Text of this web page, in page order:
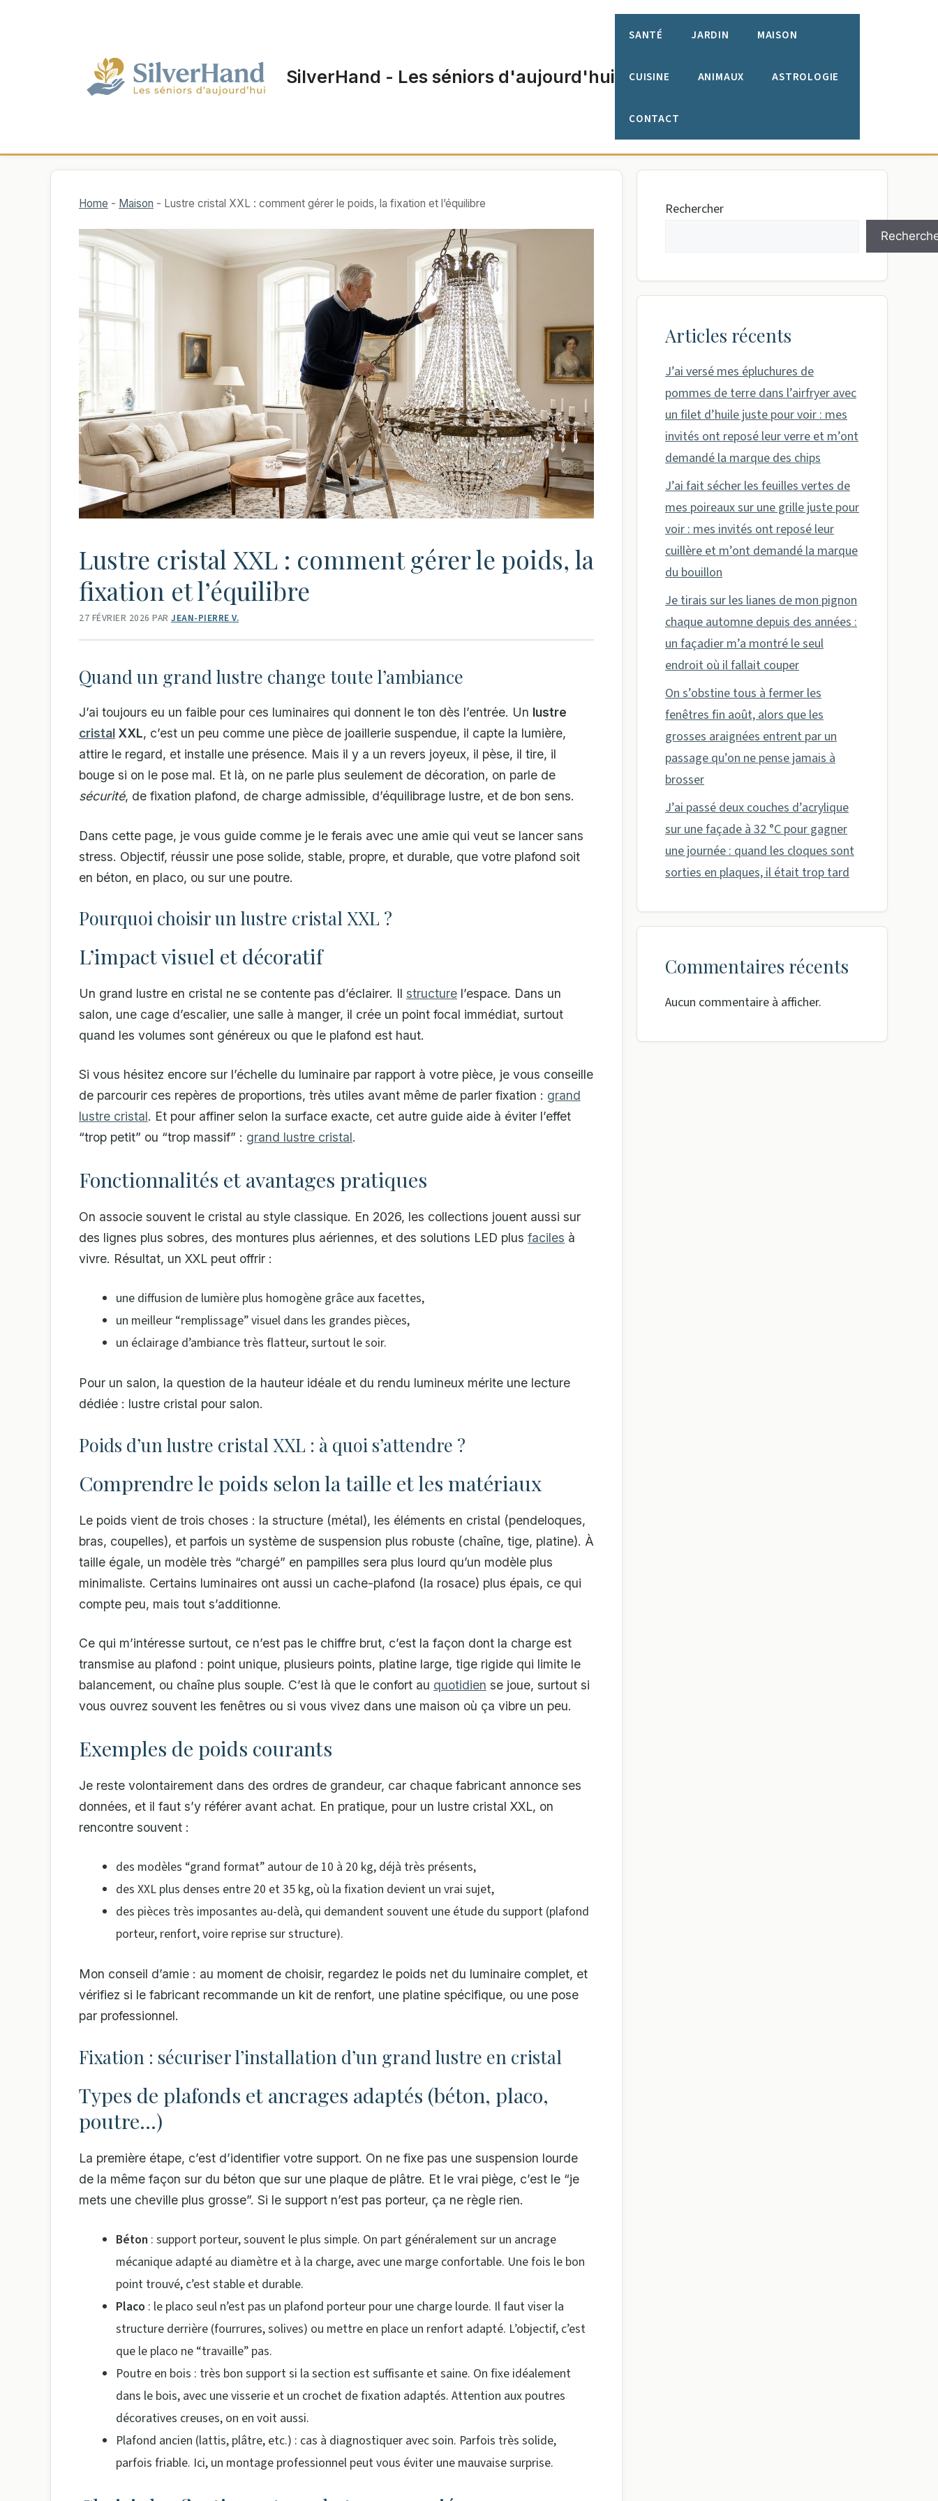
SilverHand - Les séniors d'aujourd'hui
SANTÉ JARDIN MAISON
CUISINE ANIMAUX ASTROLOGIE
CONTACT
Home - Maison - Lustre cristal XXL : comment gérer le poids, la fixation et l’équilibre
Lustre cristal XXL : comment gérer le poids, la
fixation et l’équilibre
27 FÉVRIER 2026 PAR JEAN-PIERRE V.
Quand un grand lustre change toute l’ambiance
J’ai toujours eu un faible pour ces luminaires qui donnent le ton dès l’entrée. Un lustre
cristal XXL, c’est un peu comme une pièce de joaillerie suspendue, il capte la lumière,
attire le regard, et installe une présence. Mais il y a un revers joyeux, il pèse, il tire, il
bouge si on le pose mal. Et là, on ne parle plus seulement de décoration, on parle de
sécurité, de fixation plafond, de charge admissible, d’équilibrage lustre, et de bon sens.
Dans cette page, je vous guide comme je le ferais avec une amie qui veut se lancer sans
stress. Objectif, réussir une pose solide, stable, propre, et durable, que votre plafond soit
en béton, en placo, ou sur une poutre.
Pourquoi choisir un lustre cristal XXL ?
L’impact visuel et décoratif
Un grand lustre en cristal ne se contente pas d’éclairer. Il structure l’espace. Dans un
salon, une cage d’escalier, une salle à manger, il crée un point focal immédiat, surtout
quand les volumes sont généreux ou que le plafond est haut.
Si vous hésitez encore sur l’échelle du luminaire par rapport à votre pièce, je vous conseille
de parcourir ces repères de proportions, très utiles avant même de parler fixation : grand
lustre cristal. Et pour affiner selon la surface exacte, cet autre guide aide à éviter l’effet
“trop petit” ou “trop massif” : grand lustre cristal.
Fonctionnalités et avantages pratiques
On associe souvent le cristal au style classique. En 2026, les collections jouent aussi sur
des lignes plus sobres, des montures plus aériennes, et des solutions LED plus faciles à
vivre. Résultat, un XXL peut offrir :
une diffusion de lumière plus homogène grâce aux facettes,
un meilleur “remplissage” visuel dans les grandes pièces,
un éclairage d’ambiance très flatteur, surtout le soir.
Pour un salon, la question de la hauteur idéale et du rendu lumineux mérite une lecture
dédiée : lustre cristal pour salon.
Poids d’un lustre cristal XXL : à quoi s’attendre ?
Comprendre le poids selon la taille et les matériaux
Le poids vient de trois choses : la structure (métal), les éléments en cristal (pendeloques,
bras, coupelles), et parfois un système de suspension plus robuste (chaîne, tige, platine). À
taille égale, un modèle très “chargé” en pampilles sera plus lourd qu’un modèle plus
minimaliste. Certains luminaires ont aussi un cache-plafond (la rosace) plus épais, ce qui
compte peu, mais tout s’additionne.
Ce qui m’intéresse surtout, ce n’est pas le chiffre brut, c’est la façon dont la charge est
transmise au plafond : point unique, plusieurs points, platine large, tige rigide qui limite le
balancement, ou chaîne plus souple. C’est là que le confort au quotidien se joue, surtout si
vous ouvrez souvent les fenêtres ou si vous vivez dans une maison où ça vibre un peu.
Exemples de poids courants
Je reste volontairement dans des ordres de grandeur, car chaque fabricant annonce ses
données, et il faut s’y référer avant achat. En pratique, pour un lustre cristal XXL, on
rencontre souvent :
des modèles “grand format” autour de 10 à 20 kg, déjà très présents,
des XXL plus denses entre 20 et 35 kg, où la fixation devient un vrai sujet,
des pièces très imposantes au-delà, qui demandent souvent une étude du support (plafond
porteur, renfort, voire reprise sur structure).
Mon conseil d’amie : au moment de choisir, regardez le poids net du luminaire complet, et
vérifiez si le fabricant recommande un kit de renfort, une platine spécifique, ou une pose
par professionnel.
Fixation : sécuriser l’installation d’un grand lustre en cristal
Types de plafonds et ancrages adaptés (béton, placo,
poutre…)
La première étape, c’est d’identifier votre support. On ne fixe pas une suspension lourde
de la même façon sur du béton que sur une plaque de plâtre. Et le vrai piège, c’est le “je
mets une cheville plus grosse”. Si le support n’est pas porteur, ça ne règle rien.
Béton : support porteur, souvent le plus simple. On part généralement sur un ancrage
mécanique adapté au diamètre et à la charge, avec une marge confortable. Une fois le bon
point trouvé, c’est stable et durable.
Placo : le placo seul n’est pas un plafond porteur pour une charge lourde. Il faut viser la
structure derrière (fourrures, solives) ou mettre en place un renfort adapté. L’objectif, c’est
que le placo ne “travaille” pas.
Poutre en bois : très bon support si la section est suffisante et saine. On fixe idéalement
dans le bois, avec une visserie et un crochet de fixation adaptés. Attention aux poutres
décoratives creuses, on en voit aussi.
Plafond ancien (lattis, plâtre, etc.) : cas à diagnostiquer avec soin. Parfois très solide,
parfois friable. Ici, un montage professionnel peut vous éviter une mauvaise surprise.
Rechercher
Articles récents
J’ai versé mes épluchures de
pommes de terre dans l’airfryer avec
un filet d’huile juste pour voir : mes
invités ont reposé leur verre et m’ont
demandé la marque des chips
J’ai fait sécher les feuilles vertes de
mes poireaux sur une grille juste pour
voir : mes invités ont reposé leur
cuillère et m’ont demandé la marque
du bouillon
Je tirais sur les lianes de mon pignon
chaque automne depuis des années :
un façadier m’a montré le seul
endroit où il fallait couper
On s’obstine tous à fermer les
fenêtres fin août, alors que les
grosses araignées entrent par un
passage qu’on ne pense jamais à
brosser
J’ai passé deux couches d’acrylique
sur une façade à 32 °C pour gagner
une journée : quand les cloques sont
sorties en plaques, il était trop tard
Commentaires récents
Aucun commentaire à afficher.